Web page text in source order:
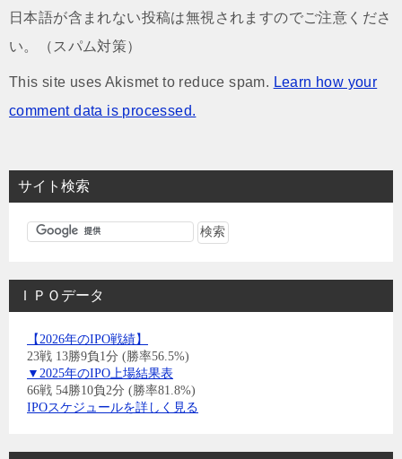
日本語が含まれない投稿は無視されますのでご注意くださ
い。（スパム対策）
This site uses Akismet to reduce spam. Learn how your
comment data is processed.
サイト検索
ＩＰＯデータ
【2026年のIPO戦績】
23戦 13勝9負1分 (勝率56.5%)
▼2025年のIPO上場結果表
66戦 54勝10負2分 (勝率81.8%)
IPOスケジュールを詳しく見る